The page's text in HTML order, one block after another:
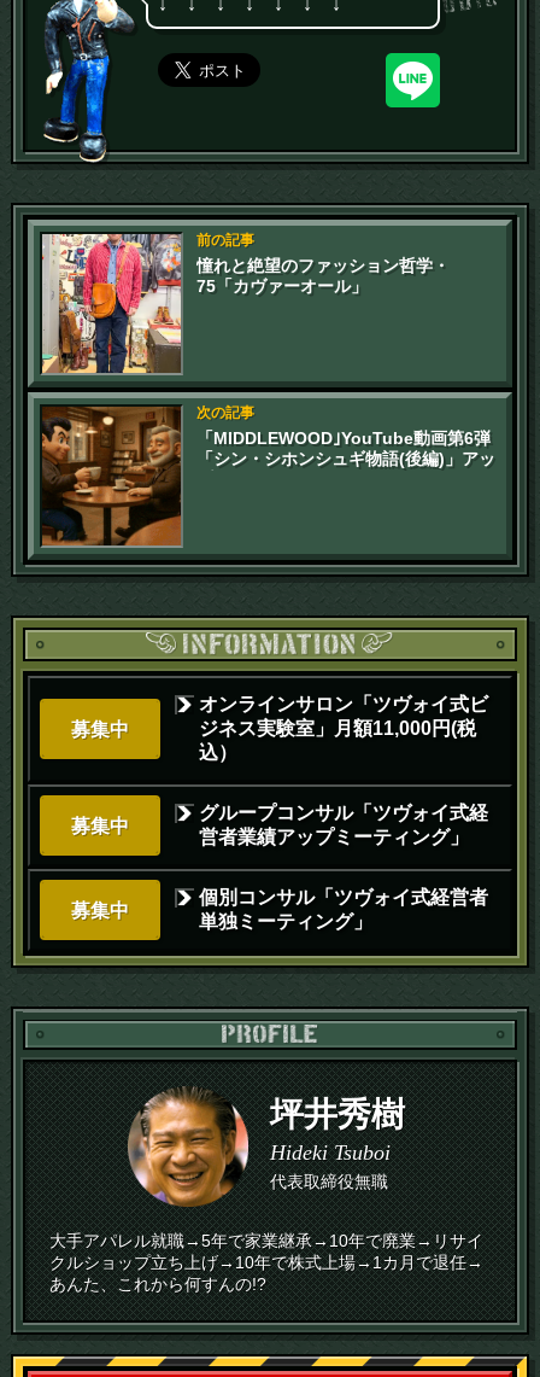
↓ ↓ ↓ ↓ ↓ ↓ ↓
前の記事
憧れと絶望のファッション哲学・
75「カヴァーオール」
次の記事
「MIDDLEWOOD｣YouTube動画第6弾
「シン・シホンシュギ物語(後編)」アッ
募集中
オンラインサロン「ツヴォイ式ビ
ジネス実験室」月額11,000円(税
込）
募集中
グループコンサル「ツヴォイ式経
営者業績アップミーティング」
募集中
個別コンサル「ツヴォイ式経営者
単独ミーティング」
坪井秀樹
Hideki Tsuboi
代表取締役無職
大手アパレル就職→5年で家業継承→10年で廃業→リサイ
クルショップ立ち上げ→10年で株式上場→1カ月で退任→
あんた、これから何すんの!?